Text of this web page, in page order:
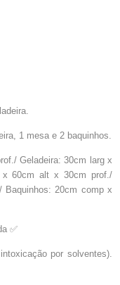
1 mesa e 2 baquinhos.
Geladeira: 30cm larg x
60cm alt x 30cm prof./
20cm comp x
✅️
por solventes).